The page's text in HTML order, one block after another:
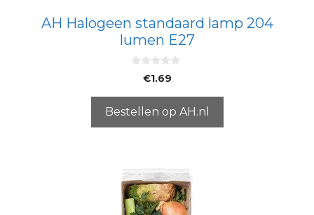
AH Halogeen standaard lamp 204
lumen E27
5
€1.69
Bestellen op AH.nl